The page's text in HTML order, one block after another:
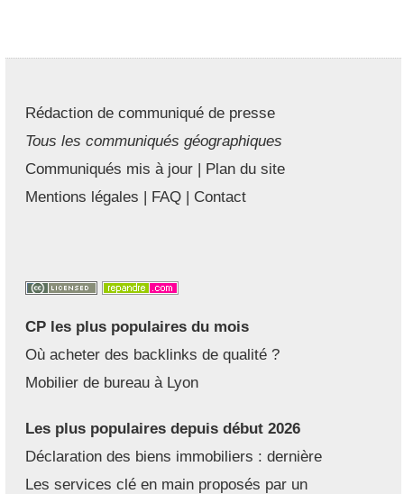
Rédaction de communiqué de presse
Tous les communiqués géographiques
Communiqués mis à jour | Plan du site
Mentions légales | FAQ | Contact
CP les plus populaires du mois
Où acheter des backlinks de qualité ?
Mobilier de bureau à Lyon
Les plus populaires depuis début 2026
Déclaration des biens immobiliers : dernière
Les services clé en main proposés par un